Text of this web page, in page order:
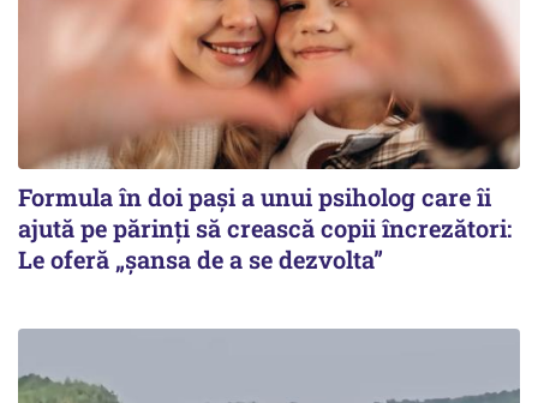
Formula în doi pași a unui psiholog care îi
ajută pe părinți să crească copii încrezători:
Le oferă „șansa de a se dezvolta”